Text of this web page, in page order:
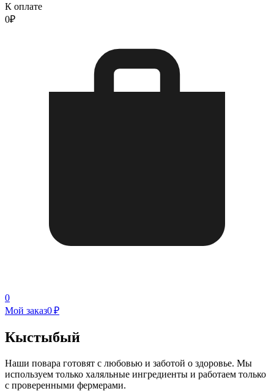
К оплате
0₽
0
Мой заказ0 ₽
Кыстыбый
Наши повара готовят с любовью и заботой о здоровье. Мы
используем только халяльные ингредиенты и работаем только
с проверенными фермерами.